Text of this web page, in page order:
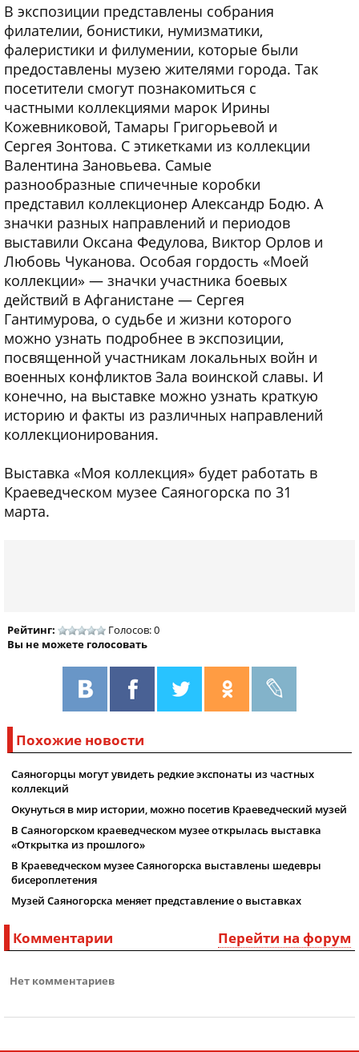
В экспозиции представлены собрания
филателии, бонистики, нумизматики,
фалеристики и филумении, которые были
предоставлены музею жителями города. Так
посетители смогут познакомиться с
частными коллекциями марок Ирины
Кожевниковой, Тамары Григорьевой и
Сергея Зонтова. С этикетками из коллекции
Валентина Зановьева. Самые
разнообразные спичечные коробки
представил коллекционер Александр Бодю. А
значки разных направлений и периодов
выставили Оксана Федулова, Виктор Орлов и
Любовь Чуканова. Особая гордость «Моей
коллекции» — значки участника боевых
действий в Афганистане — Сергея
Гантимурова, о судьбе и жизни которого
можно узнать подробнее в экспозиции,
посвященной участникам локальных войн и
военных конфликтов Зала воинской славы. И
конечно, на выставке можно узнать краткую
историю и факты из различных направлений
коллекционирования.
Выставка «Моя коллекция» будет работать в
Краеведческом музее Саяногорска по 31
марта.
Рейтинг:
Голосов: 0
Вы не можете голосовать
Похожие новости
Саяногорцы могут увидеть редкие экспонаты из частных
коллекций
Окунуться в мир истории, можно посетив Краеведческий музей
В Саяногорском краеведческом музее открылась выставка
«Открытка из прошлого»
В Краеведческом музее Саяногорска выставлены шедевры
бисероплетения
Музей Саяногорска меняет представление о выставках
Перейти на форум
Комментарии
Нет комментариев